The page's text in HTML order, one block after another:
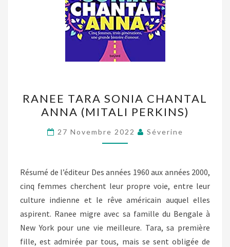
TARA
SONIA
CHANTAL
ANNA
PERKINS)
RANEE TARA SONIA CHANTAL
ANNA (MITALI PERKINS)
27 Novembre 2022 Séverine
Résumé de l’éditeur Des années 1960 aux années 2000,
cinq femmes cherchent leur propre voie, entre leur
culture indienne et le rêve américain auquel elles
aspirent. Ranee migre avec sa famille du Bengale à
New York pour une vie meilleure. Tara, sa première
fille, est admirée par tous, mais se sent obligée de